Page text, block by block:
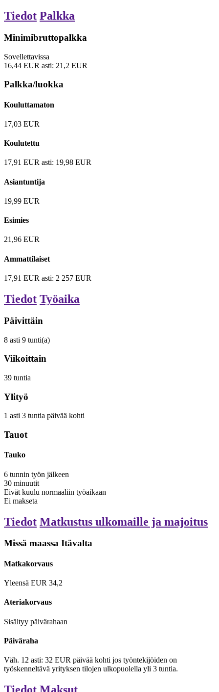
Tiedot Palkka
Minimibruttopalkka
Sovellettavissa
16,44 EUR asti: 21,2 EUR
Palkka/luokka
Kouluttamaton
17,03 EUR
Koulutettu
17,91 EUR asti: 19,98 EUR
Asiantuntija
19,99 EUR
Esimies
21,96 EUR
Ammattilaiset
17,91 EUR asti: 2 257 EUR
Tiedot Työaika
Päivittäin
8 asti 9 tunti(a)
Viikoittain
39 tuntia
Ylityö
1 asti 3 tuntia päivää kohti
Tauot
Tauko
6 tunnin työn jälkeen
30 minuutit
Eivät kuulu normaaliin työaikaan
Ei makseta
Tiedot Matkustus ulkomaille ja majoitus
Missä maassa Itävalta
Matkakorvaus
Yleensä EUR 34,2
Ateriakorvaus
Sisältyy päivärahaan
Päiväraha
Väh. 12 asti: 32 EUR päivää kohti jos työntekijöiden on
työskenneltävä yrityksen tilojen ulkopuolella yli 3 tuntia.